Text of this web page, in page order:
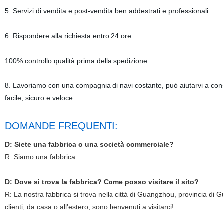
5. Servizi di vendita e post-vendita ben addestrati e professionali.
6. Rispondere alla richiesta entro 24 ore.
100% controllo qualità prima della spedizione.
8. Lavoriamo con una compagnia di navi costante, può aiutarvi a
facile, sicuro e veloce.
DOMANDE FREQUENTI:
D: Siete una fabbrica o una società commerciale?
R: Siamo una fabbrica.
D: Dove si trova la fabbrica? Come posso visitare il sito?
R: La nostra fabbrica si trova nella città di Guangzhou, provincia di
clienti, da casa o all'estero, sono benvenuti a visitarci!